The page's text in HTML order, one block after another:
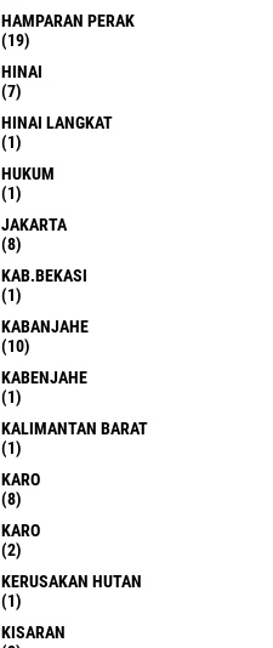
HAMPARAN PERAK
(19)
HINAI
(7)
HINAI LANGKAT
(1)
HUKUM
(1)
JAKARTA
(8)
KAB.BEKASI
(1)
KABANJAHE
(10)
KABENJAHE
(1)
KALIMANTAN BARAT
(1)
KARO
(8)
KARO
(2)
KERUSAKAN HUTAN
(1)
KISARAN